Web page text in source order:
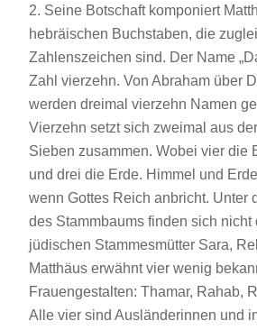
2. Seine Botschaft komponiert
hebräischen Buchstaben, die
Zahlenszeichen sind. Der Name
Zahl vierzehn. Von Abraham über
werden dreimal vierzehn Namen
Vierzehn setzt sich zweimal aus
Sieben zusammen. Wobei vier die
und drei die Erde. Himmel und
wenn Gottes Reich anbricht. Unter
des Stammbaums finden sich nicht
jüdischen Stammesmütter Sara,
Matthäus erwähnt vier wenig
Frauengestalten: Thamar, Rahab,
Alle vier sind Ausländerinnen und